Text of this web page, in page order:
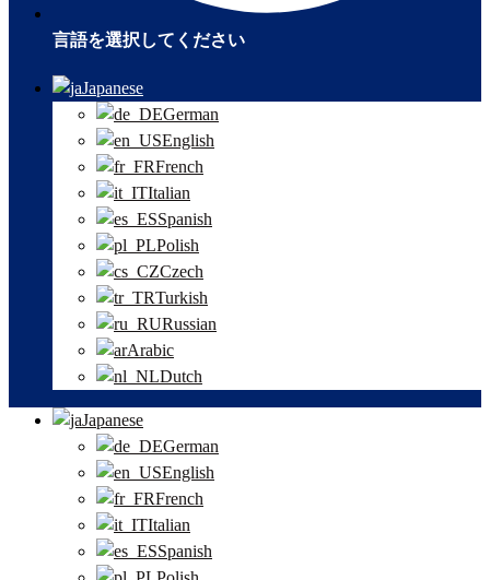
言語を選択してください
Japanese
German
English
French
Italian
Spanish
Polish
Czech
Turkish
Russian
Arabic
Dutch
Japanese
German
English
French
Italian
Spanish